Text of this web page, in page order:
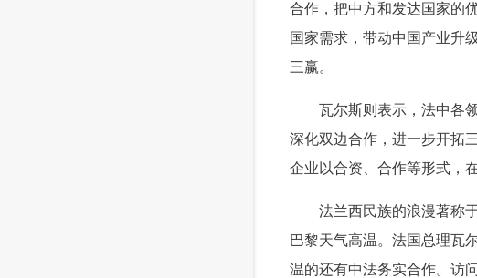
合作，把中方和发达国家的
国家需求，带动中国产业升
三赢。
瓦尔斯则表示，法中各领
深化双边合作，进一步开拓
企业以合资、合作等形式，
法兰西民族的浪漫著称于
巴黎天气高温。法国总理瓦
温的还有中法务实合作。访